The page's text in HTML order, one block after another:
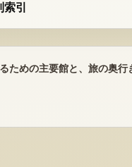
引
ための主要館と、旅の奥行